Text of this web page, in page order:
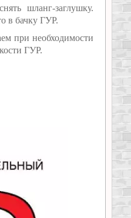
шланг-заглушку.
в бачку ГУР.
при необходимости
ГУР.